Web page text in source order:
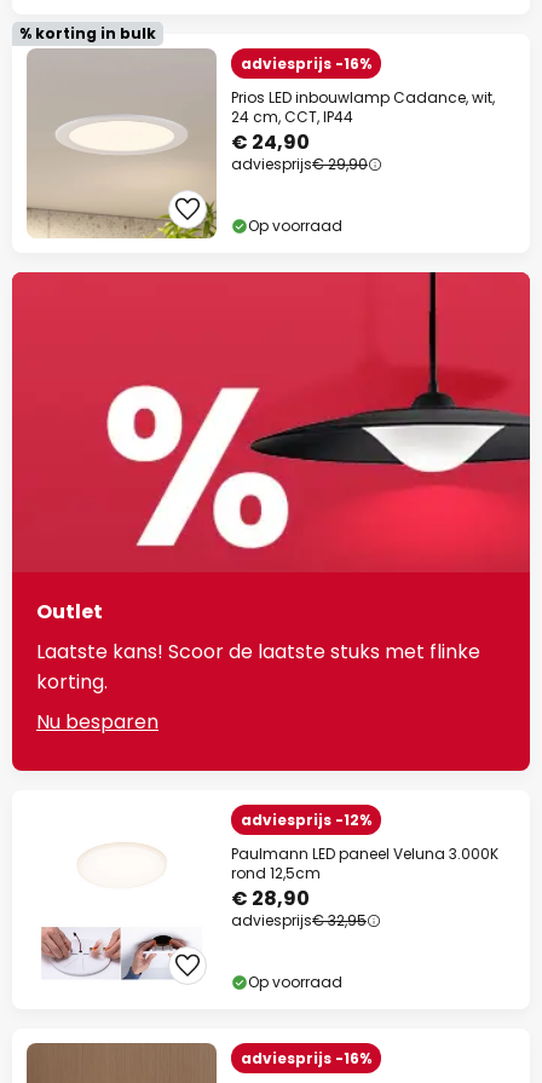
% korting in bulk
adviesprijs -16%
Prios LED inbouwlamp Cadance, wit,
24 cm, CCT, IP44
€ 24,90
adviesprijs€ 29,90
Op voorraad
Outlet
Laatste kans! Scoor de laatste stuks met flinke
korting.
Nu besparen
adviesprijs -12%
Paulmann LED paneel Veluna 3.000K
rond 12,5cm
€ 28,90
adviesprijs€ 32,95
Op voorraad
adviesprijs -16%